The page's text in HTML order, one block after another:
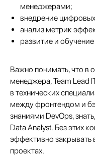
менеджерами;
внедрение
анализ метрик
развитие и
Важно понимать, что в
менеджера, Team Lead
в технических
между фронтендом и
знаниями DevOps,
Data Analyst. Без этих
эффективно закрывать
проектах.